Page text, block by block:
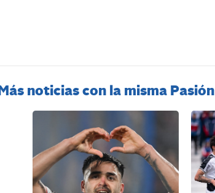
Más noticias con la misma Pasión